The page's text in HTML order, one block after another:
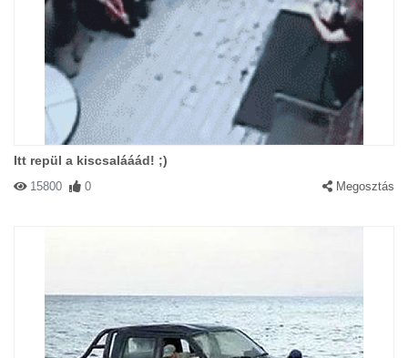
Itt repül a kiscsalááád! ;)
15800 0 Megosztás